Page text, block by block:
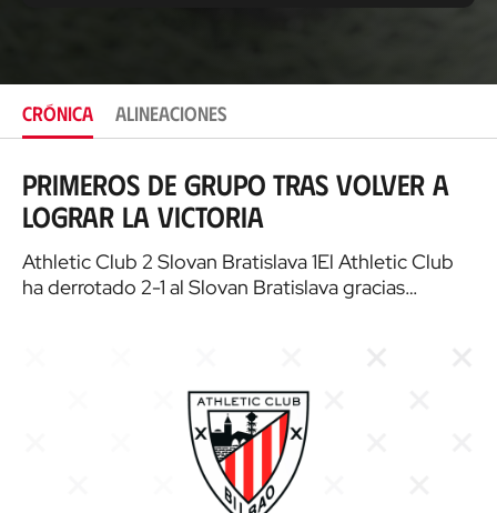
CRÓNICA ALINEACIONES
Primeros de grupo tras volver a
lograr la victoria
Athletic Club 2 Slovan Bratislava 1El Athletic Club
ha derrotado 2-1 al Slovan Bratislava gracias…